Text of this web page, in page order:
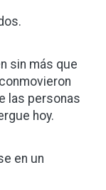
sin más que
las personas
hoy.
en un